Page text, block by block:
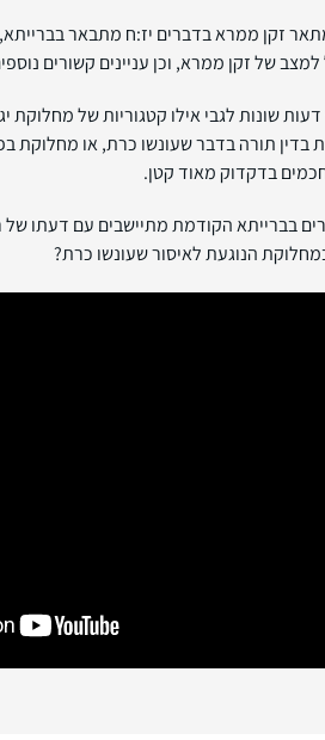
זקן ממרא בדברים יז:ח מתבאר בברייתא,
למצב של זקן ממרא, וכן עניינים קשורים
שונות לגבי אילו קטגוריות של מחלוקת
בדין תורה בדבר שעונשו כרת, או מחלוקת
בדקדוק מאוד קטן.
בברייתא הקודמת מתיישבים עם דעתו של
הנוגעת לאיסור שעונשו כרת?